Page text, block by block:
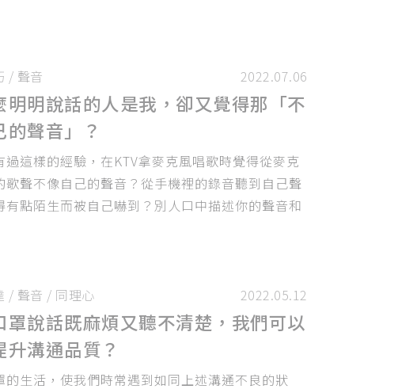
/ 聲音 2022.07.06
明明說話的人是我，卻又覺得那「不
的聲音」？
過這樣的經驗，在KTV拿麥克風唱歌時覺得從麥克
歌聲不像自己的聲音？從手機裡的錄音聽到自己聲
有點陌生而被自己嚇到？別人口中描述你的聲音和
/ 聲音 / 同理心 2022.05.12
罩說話既麻煩又聽不清楚，我們可以
升溝通品質？
的生活，使我們時常遇到如同上述溝通不良的狀